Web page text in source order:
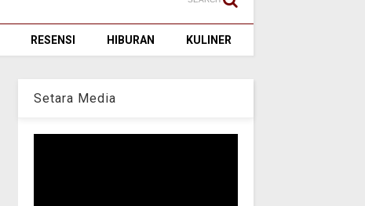
RESENSI HIBURAN KULINER
Setara Media